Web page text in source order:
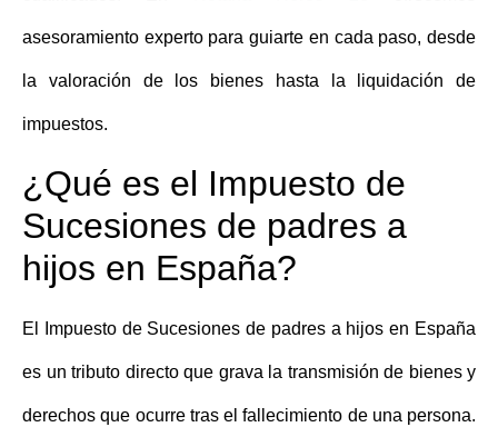
asesoramiento expertopara guiarte en cada paso, desde
la valoración de los bienes hasta la liquidación de
impuestos.
¿Qué es el Impuesto de
Sucesiones de padres a
hijos en España?
El Impuesto de Sucesiones de padres a hijos en España
es un tributo directo que grava la transmisión de bienes y
derechos que ocurre tras el fallecimiento de una persona.